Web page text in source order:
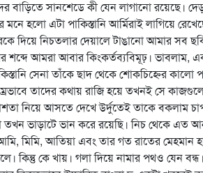
সানশেডে কী যেন লাগানো রয়েছে। দেড়
হলো এটা পাকিস্তানি আর্মিরাই লাগিয়ে
দিয়ে নিচতলার দেয়ালে টাঙানো আমার সব
আমরা আবার কিংকর্তব্যবিমূঢ়। ভাবলাম,
সেনা তাঁকে ছাদ থেকে শোকচিহ্নের কালো
তাদের কথায় রাজি হয়ে তখনই সে
নিয়ে আসতে দেখে উর্দুতেই তাকে বকলাম
ভাড়াটে ভান করে রয়েছি। নিচ থেকে এত
মিমি, আতিয়া এবং তার গত রাতের মেহমান
কিন্তু কে খায়। গলা দিয়ে নামার পথও যেন